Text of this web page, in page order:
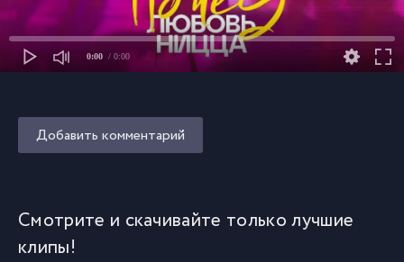
0:00 / 0:00
Добавить комментарий
Смотрите и скачивайте только лучшие
клипы!